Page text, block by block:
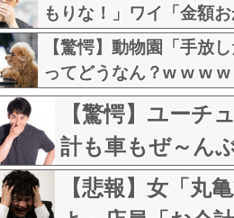
もりな！」ワイ「金額
【驚愕】動物園「手放
ってどうなん？w w w
【驚愕】ユーチ
計も車もぜ～ん
してる奴なん
w w w
【悲報】女「丸